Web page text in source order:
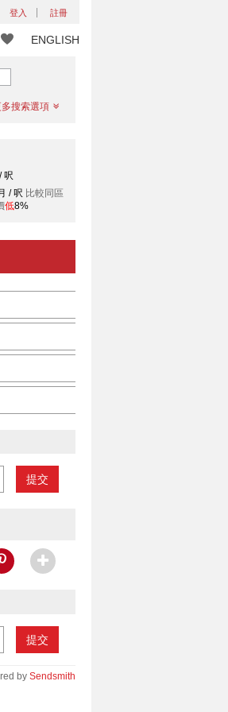
登入 註冊
ENGLISH
搜索選項
呎
/ 呎 比較同區
低8%
提交
提交
by Sendsmith